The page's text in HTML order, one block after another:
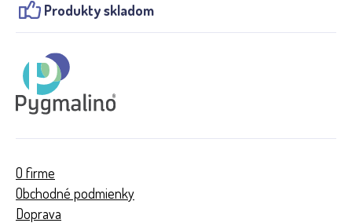
Produkty skladom
O firme
Obchodné podmienky
Doprava